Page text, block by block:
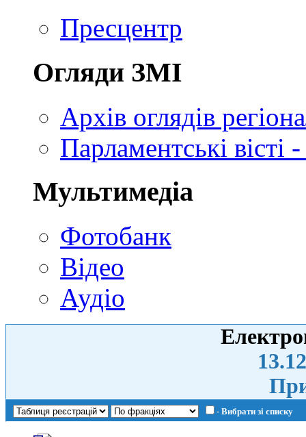
Пресцентр
Огляди ЗМІ
Архів оглядів
Парламентські вісті
Мультимедіа
Фотобанк
Відео
Аудіо
- Вибрати зі списку